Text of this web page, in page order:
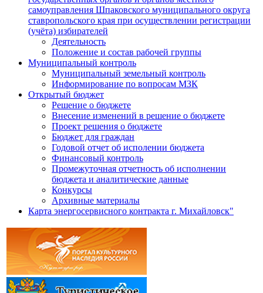
самоуправления Шпаковского муниципального округа
ставропольского края при осуществлении регистрации
(учёта) избирателей
Деятельность
Положение и состав рабочей группы
Муниципальный контроль
Муниципальный земельный контроль
Информирование по вопросам МЗК
Открытый бюджет
Решение о бюджете
Внесение изменений в решение о бюджете
Проект решения о бюджете
Бюджет для граждан
Годовой отчет об исполении бюджета
Финансовый контроль
Промежуточная отчетность об исполнении
бюджета и аналитические данные
Конкурсы
Архивные материалы
Карта энергосервисного контракта г. Михайловск"